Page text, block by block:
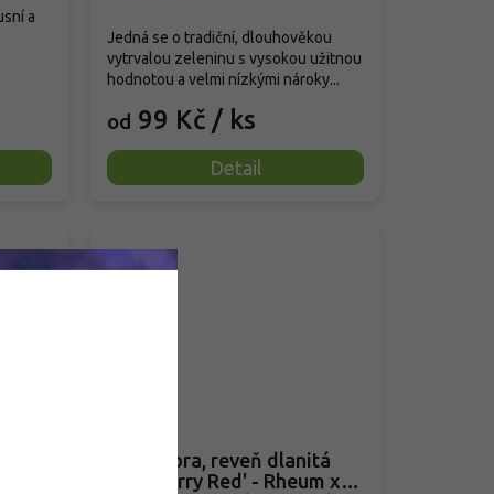
a
od 99 Kč / ks
Detail
Jedná se o tradiční, dlouhověkou
vytrvalou zeleninu s vysokou užitnou
hodnotou a velmi nízkými nároky...
Rebarbora, reveň dlanitá
'Raspberry Red' - Rheum x